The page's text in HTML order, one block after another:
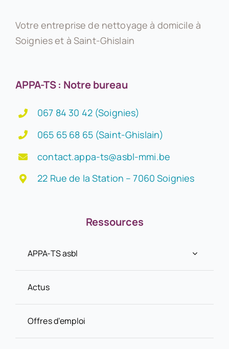
Votre entreprise de nettoyage à domicile à
Soignies et à Saint-Ghislain
APPA-TS : Notre bureau
067 84 30 42 (Soignies)
065 65 68 65 (Saint-Ghislain)
contact.appa-ts@asbl-mmi.be
22 Rue de la Station – 7060 Soignies
Ressources
APPA-TS asbl
Actus
Offres d’emploi